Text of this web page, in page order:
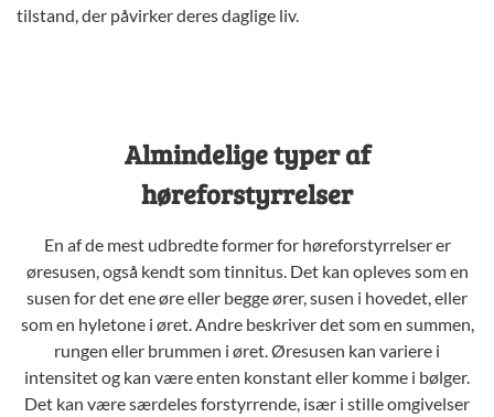
tilstand, der påvirker deres daglige liv.
Almindelige typer af
høreforstyrrelser
En af de mest udbredte former for høreforstyrrelser er
øresusen, også kendt somtinnitus. Det kan opleves som en
susen for det ene øre eller begge ører, susen i hovedet, eller
som en hyletone i øret. Andre beskriver det som en summen,
rungen eller brummen i øret. Øresusen kan variere i
intensitet og kan være enten konstant eller komme i bølger.
Det kan være særdeles forstyrrende, især i stille omgivelser